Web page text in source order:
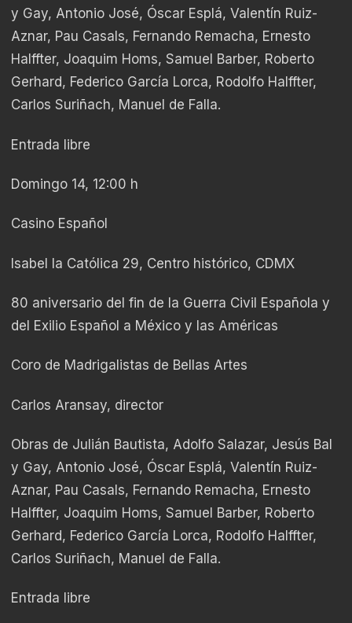
y Gay, Antonio José, Óscar Esplá, Valentín Ruiz-
Aznar, Pau Casals, Fernando Remacha, Ernesto
Halffter, Joaquim Homs, Samuel Barber, Roberto
Gerhard, Federico García Lorca, Rodolfo Halffter,
Carlos Suriñach, Manuel de Falla.
Entrada libre
Domingo 14, 12:00 h
Casino Español
Isabel la Católica 29, Centro histórico, CDMX
80 aniversario del fin de la Guerra Civil Española y
del Exilio Español a México y las Américas
Coro de Madrigalistas de Bellas Artes
Carlos Aransay, director
Obras de Julián Bautista, Adolfo Salazar, Jesús Bal
y Gay, Antonio José, Óscar Esplá, Valentín Ruiz-
Aznar, Pau Casals, Fernando Remacha, Ernesto
Halffter, Joaquim Homs, Samuel Barber, Roberto
Gerhard, Federico García Lorca, Rodolfo Halffter,
Carlos Suriñach, Manuel de Falla.
Entrada libre